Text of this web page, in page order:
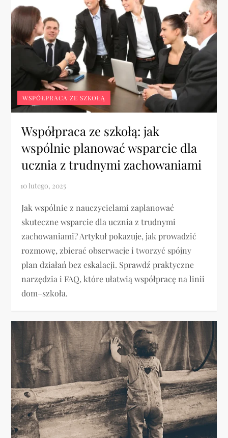
WSPÓŁPRACA ZE SZKOŁĄ
Współpraca ze szkołą: jak
wspólnie planować wsparcie dla
ucznia z trudnymi zachowaniami
Jak wspólnie z nauczycielami zaplanować
skuteczne wsparcie dla ucznia z trudnymi
zachowaniami? Artykuł pokazuje, jak prowadzić
rozmowę, zbierać obserwacje i tworzyć spójny
plan działań bez eskalacji. Sprawdź praktyczne
narzędzia i FAQ, które ułatwią współpracę na linii
dom–szkoła.